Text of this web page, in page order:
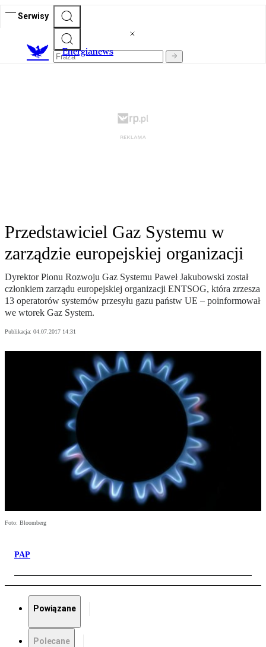
Serwisy
Energianews
Przedstawiciel Gaz Systemu w
zarządzie europejskiej organizacji
Dyrektor Pionu Rozwoju Gaz Systemu Paweł Jakubowski został
członkiem zarządu europejskiej organizacji ENTSOG, która zrzesza
13 operatorów systemów przesyłu gazu państw UE – poinformował
we wtorek Gaz System.
Publikacja: 04.07.2017 14:31
Foto: Bloomberg
PAP
Powiązane
Polecane